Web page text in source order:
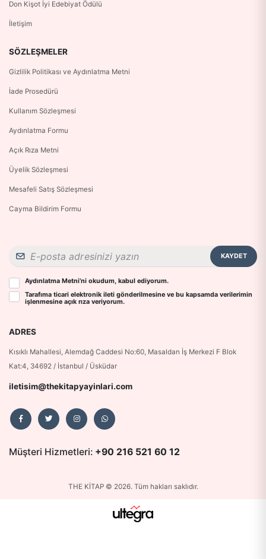
Don Kişot İyi Edebiyat Ödülü
İletişim
SÖZLEŞMELER
Gizlilik Politikası ve Aydınlatma Metni
İade Prosedürü
Kullanım Sözleşmesi
Aydınlatma Formu
Açık Rıza Metni
Üyelik Sözleşmesi
Mesafeli Satış Sözleşmesi
Cayma Bildirim Formu
KAYDET
Aydınlatma Metni’ni okudum, kabul ediyorum.
Tarafıma ticari elektronik ileti gönderilmesine ve bu kapsamda verilerimin
işlenmesine açık rıza veriyorum.
ADRES
Kısıklı Mahallesi, Alemdağ Caddesi No:60, Masaldan İş Merkezi F Blok
Kat:4, 34692 / İstanbul / Üsküdar
iletisim@thekitapyayinlari.com
Müşteri Hizmetleri: +90 216 521 60 12
THE KİTAP © 2026. Tüm hakları saklıdır.